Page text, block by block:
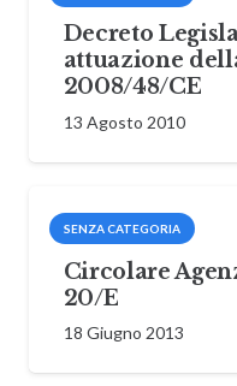
Decreto
attuazione
2008/48/CE
13 Agosto 2010
SENZA CATEGORIA
Circolare
20/E
18 Giugno 2013